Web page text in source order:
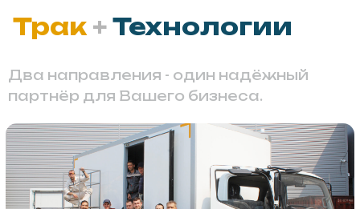
Технологии
Материалы и комплектующие для
спецтехники проверенные на себе
Услуги по лазерной резке и гибке
металла
Индивидуальные решения под ваш
бизнес
Сток и отгрузка за 1 день